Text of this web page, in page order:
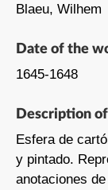
Blaeu, Wilhem
Date of the
1645-1648
Description
Esfera de
y pintado.
anotaciones